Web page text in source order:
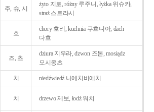
주, 슈, 시
żyto 지토, różny 루주니, łyżka 위슈카,
straż 스트라시
흐
chory 호리, kuchnia 쿠흐니아, dach
다흐
즈, 츠
dziura 지우라, dzwon 즈본, mosiądz
모시옹츠
치 niedźwiedź 니에치비에치
치 drzewo 제보, łodż 워치